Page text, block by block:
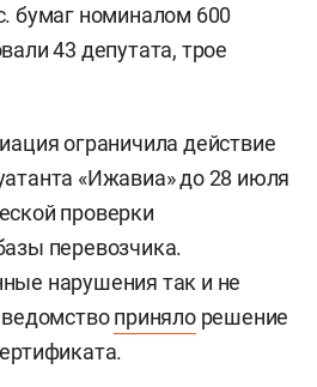
бумаг номиналом 600
43 депутата, трое
ограничила действие
«Ижавиа» до 28 июля
проверки
перевозчика.
нарушения так и не
принялорешение